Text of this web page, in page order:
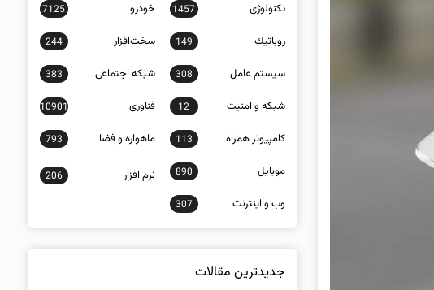
تکنولوژی 1457 خودرو 7125
روباتيك 149 سخت‌افزار 244
سيستم عامل 308 شبكه اجتماعی 383
شبكه و امنيت 12 فناوری 10901
كامپيوتر همراه 113 ماهواره و فضا 793
موبايل 890 نرم افزار 206
وب و اينترنت 307
جدیدترین مقالات